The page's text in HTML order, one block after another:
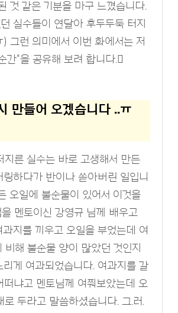
것 같은 기분을 마구 느꼈습니다.
실수들이 연달아 후두두둑 터지
그런 의미에서 이번 화에서는 저
간"을 공유해 보려 합니다.
만들어 오겠습니다 ..ㅠ
지른 실수는 바로 고생해서 만든
링하다가 반이나 쏟아버린 일입니
오일에 불순물이 있어서 이것을
멘토이신 강영규 님께 배우고
과지를 끼우고 오일을 부었는데 여
비해 불순물 양이 많았던 것인지
리게 여과되었습니다. 여과지를 갈
떠냐고 멘토님께 여쭤보았는데 오
로 두라고 말씀하셨습니다. 그.러.